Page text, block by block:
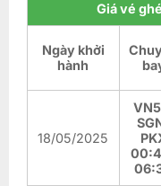
Giá vé
Ngày khởi
hành
18/05/2025